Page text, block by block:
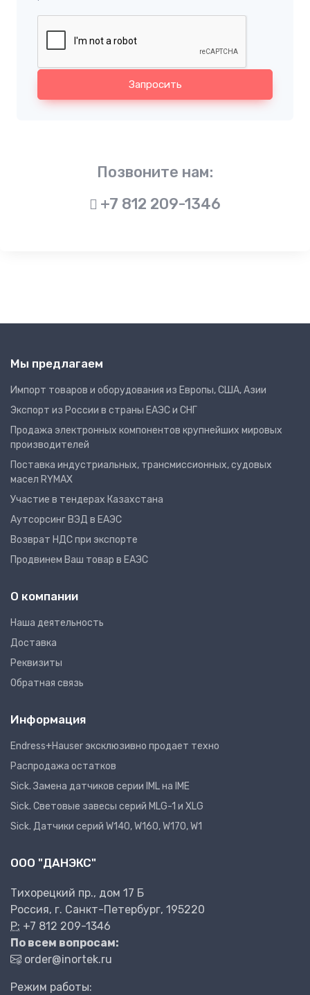
Запросить
Позвоните нам:
+7 812 209-1346
Мы предлагаем
Импорт товаров и оборудования из Европы, США, Азии
Экспорт из России в страны ЕАЭС и СНГ
Продажа электронных компонентов крупнейших мировых
производителей
Поставка индустриальных, трансмиссионных, судовых
масел RYMAX
Участие в тендерах Казахстана
Аутсорсинг ВЭД в ЕАЭС
Возврат НДС при экспорте
Продвинем Ваш товар в ЕАЭС
О компании
Наша деятельность
Доставка
Реквизиты
Обратная связь
Информация
Endress+Hauser эксклюзивно продает техно
Распродажа остатков
Sick. Замена датчиков серии IML на IME
Sick. Световые завесы серий MLG-1 и XLG
Sick. Датчики серий W140, W160, W170, W1
ООО "ДАНЭКС"
Тихорецкий пр., дом 17 Б
Россия, г. Санкт-Петербург, 195220
P: +7 812 209-1346
По всем вопросам:
order@inortek.ru
Режим работы: